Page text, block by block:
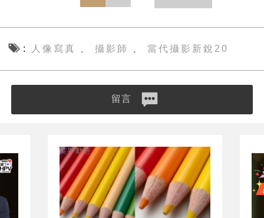
人像寫真 攝影師 當代攝影新銳20
留言
業界動態